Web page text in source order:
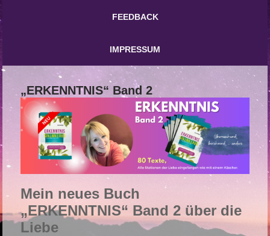
FEEDBACK
IMPRESSUM
„ERKENNTNIS“ Band 2
Mein neues Buch
„ERKENNTNIS“ Band 2 über die
Liebe